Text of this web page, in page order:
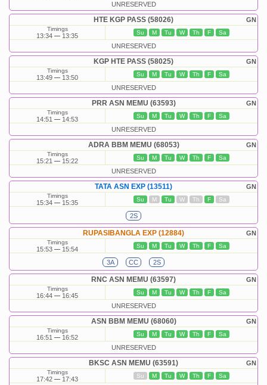
UNRESERVED
GN
HTE KGP PASS (58026)
Timings
13:34 13:35 Su M Tu W Th F Sa
UNRESERVED
GN
KGP HTE PASS (58025)
Timings
13:49 13:50 Su M Tu W Th F Sa
UNRESERVED
GN
PRR ASN MEMU (63593)
Timings
14:51 14:53 Su M Tu W Th F Sa
UNRESERVED
GN
ADRA BBM MEMU (68053)
Timings
15:21 15:22 Su M Tu W Th F Sa
UNRESERVED
GN
TATA ASN EXP (13511)
Timings
15:34 15:35 Su M Tu W Th F Sa
2S
GN
RUPASIBANGLA EXP (12884)
Timings
15:53 15:54 Su M Tu W Th F Sa
3A CC 2S
GN
RNC ASN MEMU (63597)
Timings
16:44 16:45 Su M Tu W Th F Sa
UNRESERVED
GN
ASN BBM MEMU (68060)
Timings
16:51 16:52 Su M Tu W Th F Sa
UNRESERVED
GN
BKSC ASN MEMU (63591)
Timings
17:42 17:43 Su M Tu W Th F Sa